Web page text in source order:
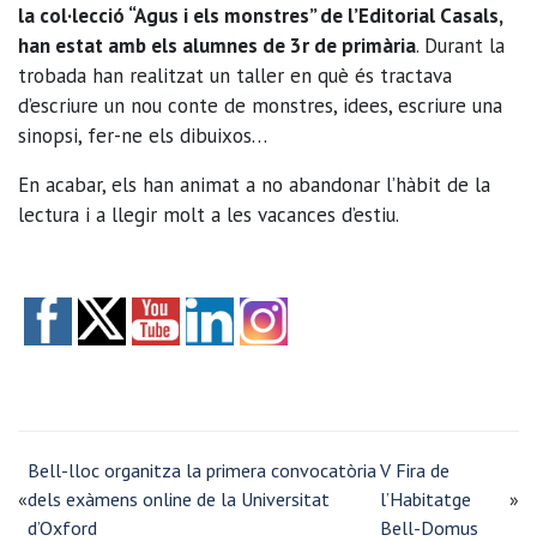
la col·lecció “Agus i els monstres” de l’Editorial Casals,
han estat amb els alumnes de 3r de primària. Durant la
trobada han realitzat un taller en què és tractava
d’escriure un nou conte de monstres, idees, escriure una
sinopsi, fer-ne els dibuixos…
En acabar, els han animat a no abandonar l’hàbit de la
lectura i a llegir molt a les vacances d’estiu.
«
Bell-lloc organitza la primera convocatòria
dels exàmens online de la Universitat
d’Oxford
V Fira de
l’Habitatge
Bell-Domus
»